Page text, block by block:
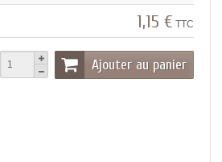
1,15 € TTC
Ajouter au panier